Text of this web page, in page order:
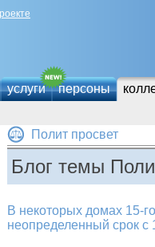
услуги персоны
Полит просвет
Блог темы
В некоторых домах 15-
неопределенный срок с